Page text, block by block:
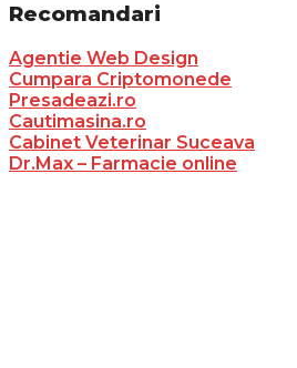
Recomandari
Agentie Web Design
Cumpara Criptomonede
Presadeazi.ro
Cautimasina.ro
Cabinet Veterinar Suceava
Dr.Max – Farmacie online